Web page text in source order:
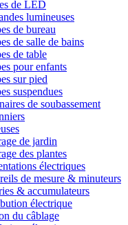
de LED
lumineuses
de bureau
de salle de bains
de table
pour enfants
sur pied
suspendues
de soubassement
de jardin
des plantes
électriques
de mesure & minuteurs
& accumulateurs
électrique
du câblage